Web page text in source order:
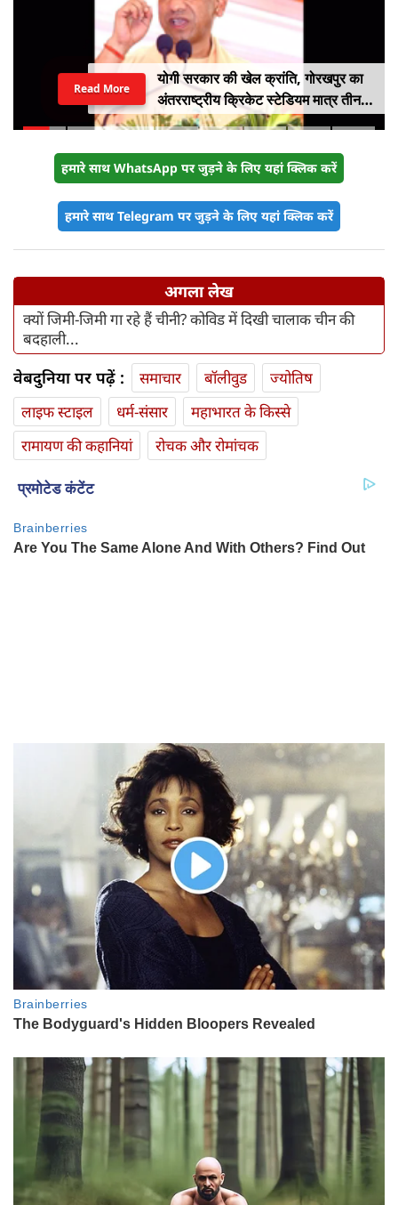
योगी सरकार की खेल क्रांति, गोरखपुर का
अंतरराष्ट्रीय क्रिकेट स्टेडियम मात्र तीन
महीने में लगभग 20% तैयार
Read More
हमारे साथ WhatsApp पर जुड़ने के लिए यहां क्लिक करें
हमारे साथ Telegram पर जुड़ने के लिए यहां क्लिक करें
अगला लेख
क्यों जिमी-जिमी गा रहे हैं चीनी? कोविड में दिखी चालाक चीन की
बदहाली...
वेबदुनिया पर पढ़ें : समाचार बॉलीवुड
ज्योतिष
लाइफ स्‍टाइल
धर्म-संसार
महाभारत के किस्से
रामायण की कहानियां
रोचक और रोमांचक